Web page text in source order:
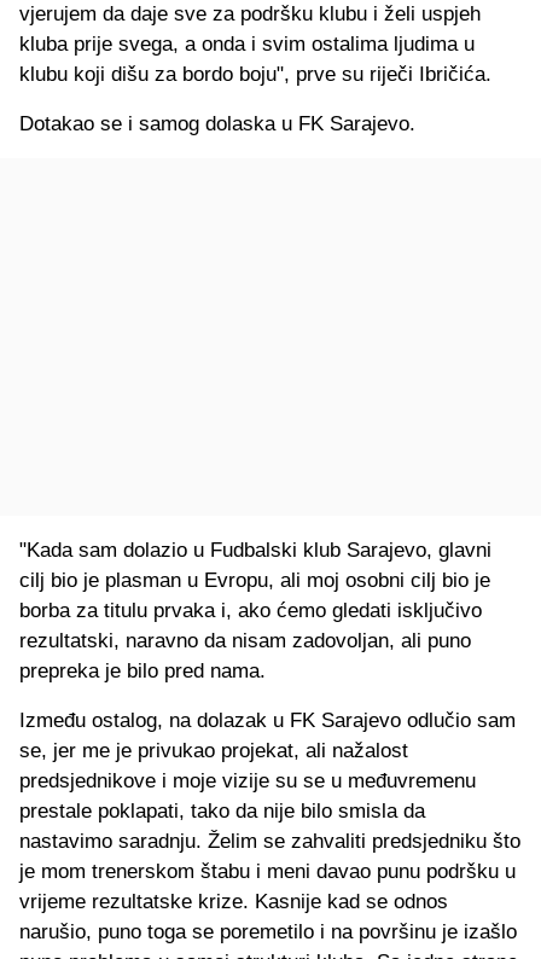
vjerujem da daje sve za podršku klubu i želi uspjeh
kluba prije svega, a onda i svim ostalima ljudima u
klubu koji dišu za bordo boju", prve su riječi Ibričića.
Dotakao se i samog dolaska u FK Sarajevo.
"Kada sam dolazio u Fudbalski klub Sarajevo, glavni
cilj bio je plasman u Evropu, ali moj osobni cilj bio je
borba za titulu prvaka i, ako ćemo gledati isključivo
rezultatski, naravno da nisam zadovoljan, ali puno
prepreka je bilo pred nama.
Između ostalog, na dolazak u FK Sarajevo odlučio sam
se, jer me je privukao projekat, ali nažalost
predsjednikove i moje vizije su se u međuvremenu
prestale poklapati, tako da nije bilo smisla da
nastavimo saradnju. Želim se zahvaliti predsjedniku što
je mom trenerskom štabu i meni davao punu podršku u
vrijeme rezultatske krize. Kasnije kad se odnos
narušio, puno toga se poremetilo i na površinu je izašlo